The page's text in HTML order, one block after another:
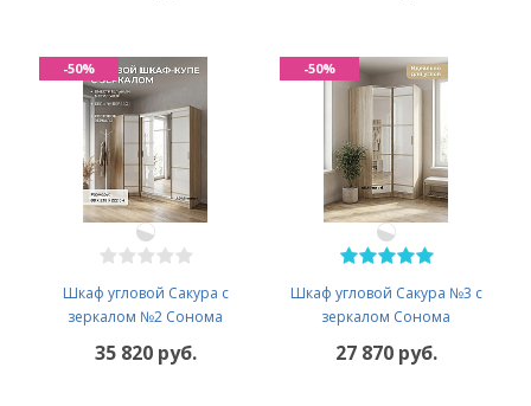
Шкаф угловой Сакура с
зеркалом №2 Сонома
35 820 руб.
-50%
Шкаф угловой Сакура №3 с
зеркалом Сонома
27 870 руб.
-50%